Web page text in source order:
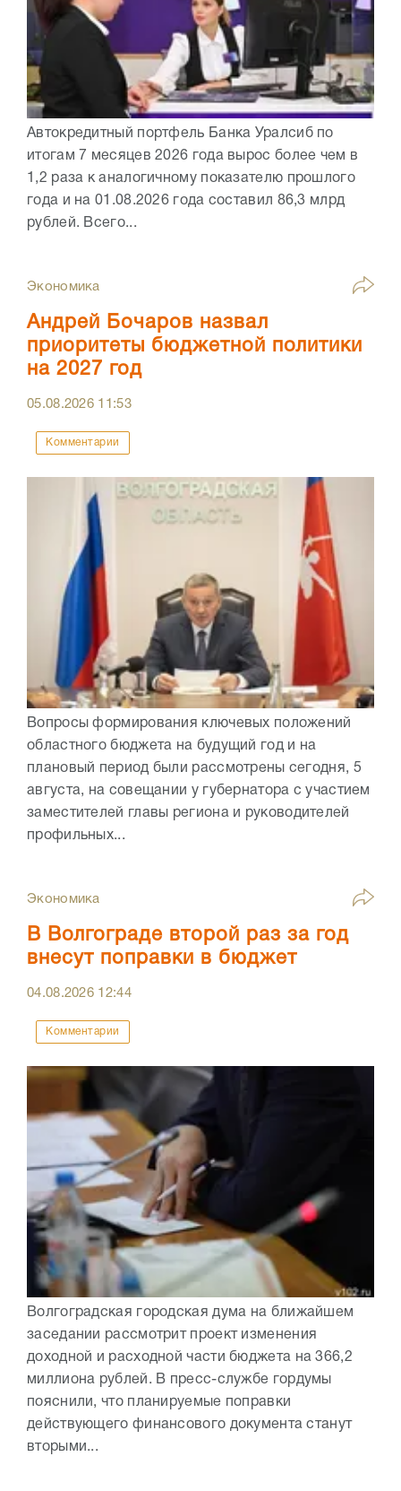
Автокредитный портфель Банка Уралсиб по
итогам 7 месяцев 2026 года вырос более чем в
1,2 раза к аналогичному показателю прошлого
года и на 01.08.2026 года составил 86,3 млрд
рублей. Всего...
Экономика
Андрей Бочаров назвал
приоритеты бюджетной политики
на 2027 год
05.08.2026 11:53
Комментарии
Вопросы формирования ключевых положений
областного бюджета на будущий год и на
плановый период были рассмотрены сегодня, 5
августа, на совещании у губернатора с участием
заместителей главы региона и руководителей
профильных...
Экономика
В Волгограде второй раз за год
внесут поправки в бюджет
04.08.2026 12:44
Комментарии
Волгоградская городская дума на ближайшем
заседании рассмотрит проект изменения
доходной и расходной части бюджета на 366,2
миллиона рублей. В пресс-службе гордумы
пояснили, что планируемые поправки
действующего финансового документа станут
вторыми...